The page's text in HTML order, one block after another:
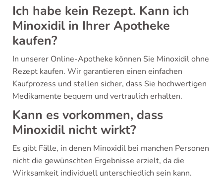
Ich habe kein Rezept. Kann ich
Minoxidil in Ihrer Apotheke
kaufen?
In unserer Online-Apotheke können Sie Minoxidil ohne
Rezept kaufen. Wir garantieren einen einfachen
Kaufprozess und stellen sicher, dass Sie hochwertigen
Medikamente bequem und vertraulich erhalten.
Kann es vorkommen, dass
Minoxidil nicht wirkt?
Es gibt Fälle, in denen Minoxidil bei manchen Personen
nicht die gewünschten Ergebnisse erzielt, da die
Wirksamkeit individuell unterschiedlich sein kann.